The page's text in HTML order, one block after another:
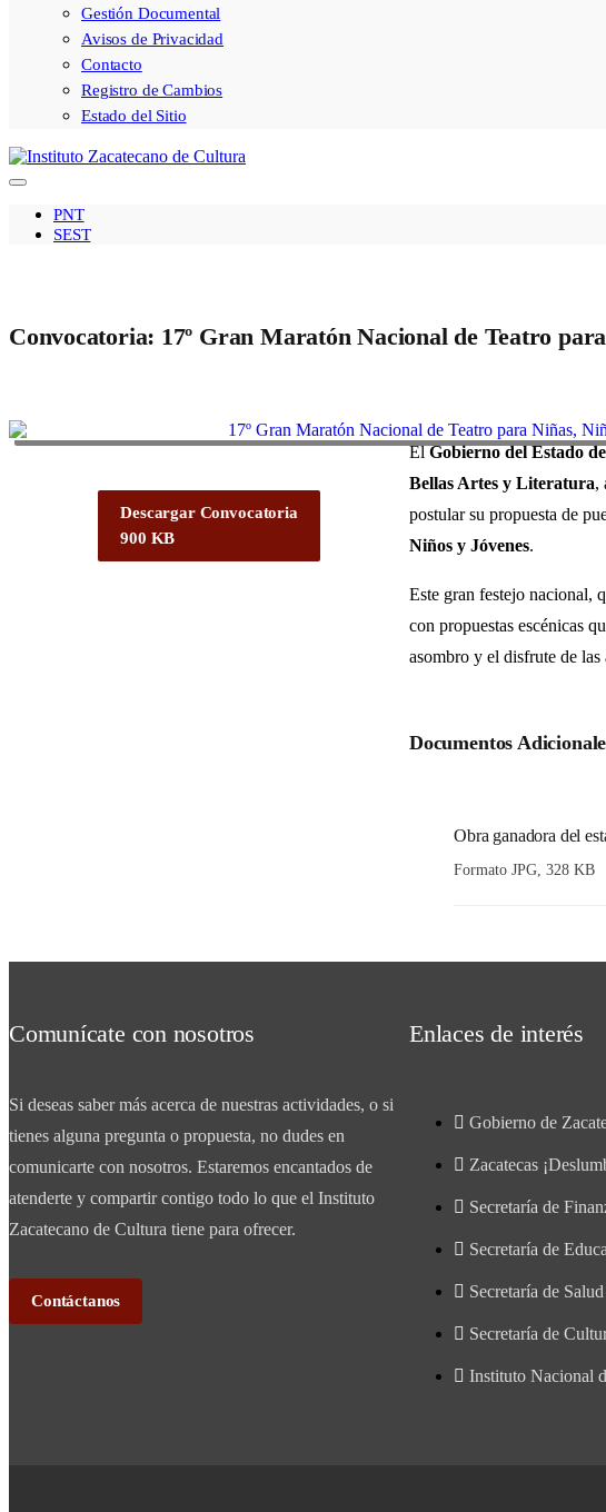
Gestión Documental
Avisos de Privacidad
Contacto
Registro de Cambios
Estado del Sitio
PNT
SEST
Convocatoria: 17º Gran Maratón Nacional de Teatro
Descargar Convocatoria
900 KB
ElGobierno del Estado
Bellas Artes y Literatura,
postular su propuesta de
Niños y Jóvenes.
Este gran festejo nacional,
con propuestas escénicas
asombro y el disfrute de las
Documentos
Obra ganadora del
Formato JPG, 328 KB
Comunícate con nosotros
Si deseas saber más acerca de nuestras actividades, o si
tienes alguna pregunta o propuesta, no dudes en
comunicarte con nosotros. Estaremos encantados de
atenderte y compartir contigo todo lo que el Instituto
Zacatecano de Cultura tiene para ofrecer.
Contáctanos
Enlaces de interés
Gobierno de
Zacatecas
Secretaría de
Secretaría de
Secretaría de
Secretaría de
Instituto Nacional